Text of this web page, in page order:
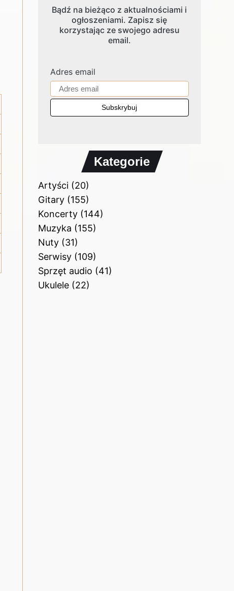
Bądź na bieżąco z aktualnościami i
ogłoszeniami. Zapisz się
korzystając ze swojego adresu
email.
Adres email
Kategorie
Artyści(20)
Gitary(155)
Koncerty(144)
Muzyka (155)
Nuty(31)
Serwisy(109)
Sprzęt audio (41)
Ukulele(22)